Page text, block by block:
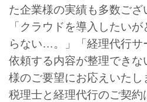
た企業様の実績も多数ござ
「クラウドを導入したい
らない…。」「経理代行サ
依頼する内容が整理でき
様のご要望にお応えいたし
税理士と経理代行のご契